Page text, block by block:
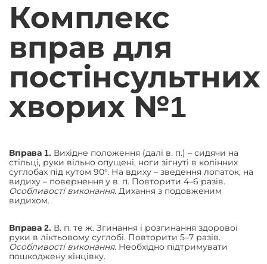
Комплекс
вправ для
постінсультних
хворих №1
Вправа 1. Вихідне положення (далі в. п.) – сидячи на
стільці, руки вільно опущені, ноги зігнуті в колінних
суглобах під кутом 90°. На вдиху – зведення лопаток, на
видиху – повернення у в. п. Повторити 4–6 разів.
Особливості виконання. Дихання з подовженим
видихом.
Вправа 2. В. п. те ж. Згинання і розгинання здорової
руки в ліктьовому суглобі. Повторити 5–7 разів.
Особливості виконання. Необхідно підтримувати
пошкоджену кінцівку.